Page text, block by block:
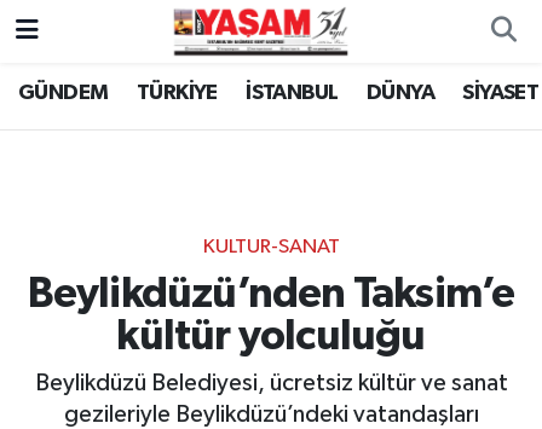
GÜNDEM TÜRKİYE İSTANBUL DÜNYA SİYASET
KULTUR-SANAT
Beylikdüzü’nden Taksim’e
kültür yolculuğu
Beylikdüzü Belediyesi, ücretsiz kültür ve sanat
gezileriyle Beylikdüzü’ndeki vatandaşları